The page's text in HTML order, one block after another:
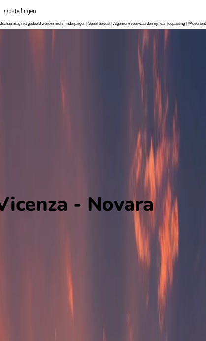
Opstellingen
mag niet gedeeld worden met minderjarigen | Speel bewust | Algemene voorwaarden zijn van toepassing |
- Novara